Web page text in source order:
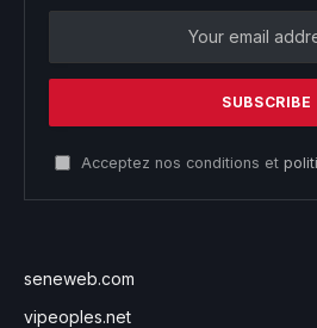
Acceptez nos conditions et
seneweb.com
vipeoples.net